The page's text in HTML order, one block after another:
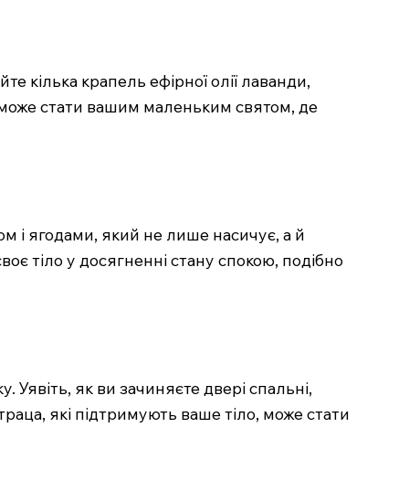
крапель ефірної олії лаванди,
стати вашим маленьким святом, де
і ягодами, який не лише насичує, а й
тіло у досягненні стану спокою, подібно
як ви зачиняєте двері спальні,
які підтримують ваше тіло, може стати